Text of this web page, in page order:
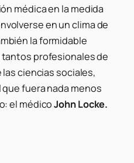
médica en la medida
en un clima de
la formidable
profesionales de
las ciencias sociales,
fuera nada menos
el médicoJohn Locke.